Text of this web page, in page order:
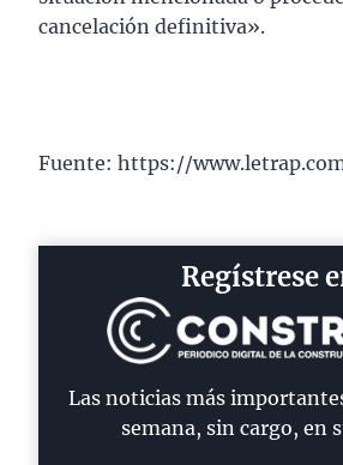
cancelación definitiva».
Fuente: https://
Regístrese
Las noticias más
semana, sin cargo, en